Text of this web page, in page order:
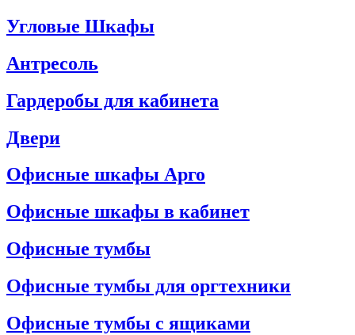
Угловые Шкафы
Антресоль
Гардеробы для кабинета
Двери
Офисные шкафы Арго
Офисные шкафы в кабинет
Офисные тумбы
Офисные тумбы для оргтехники
Офисные тумбы с ящиками